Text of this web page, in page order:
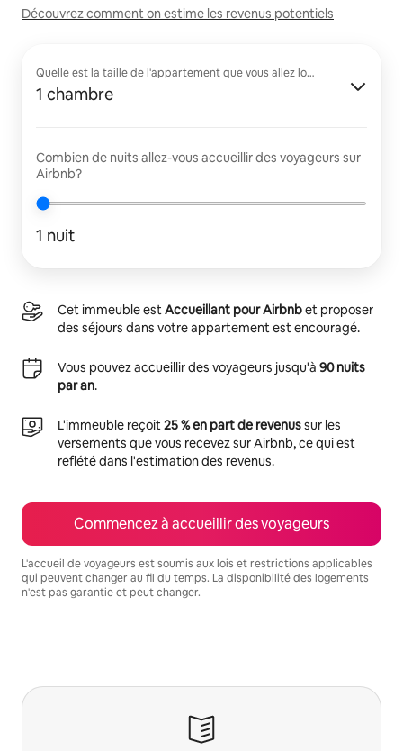
Découvrez comment on estime les revenus potentiels
Quelle est la taille de l'appartement que vous allez louer?
1 chambre
Combien de nuits allez-vous accueillir des voyageurs sur
Airbnb?
1 nuit
Cet immeuble estAccueillant pour Airbnbet proposer
des séjours dans votre appartement est encouragé.
Vous pouvez accueillir des voyageurs jusqu'à 90 nuits
par an.
L'immeuble reçoit25 % en part de revenussur les
versements que vous recevez sur Airbnb, ce qui est
reflété dans l'estimation des revenus.
Commencez à accueillir des voyageurs
L'accueil de voyageurs est soumis aux lois et restrictions applicables
qui peuvent changer au fil du temps. La disponibilité des logements
n'est pas garantie et peut changer.